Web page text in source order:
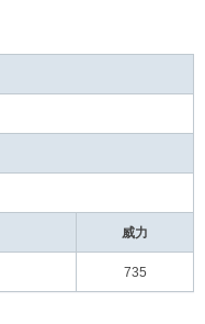
威力
735